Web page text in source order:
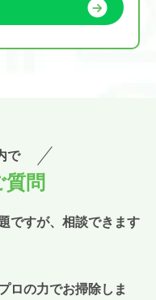
で
問
ですが、相談できます
ロの力でお掃除しま